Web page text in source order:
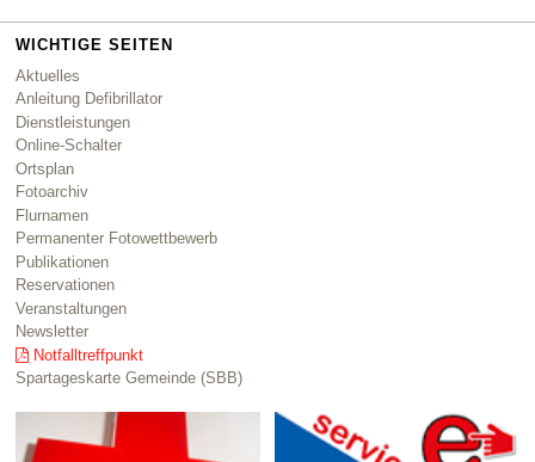
WICHTIGE SEITEN
Aktuelles
Anleitung Defibrillator
Dienstleistungen
Online-Schalter
Ortsplan
Fotoarchiv
Flurnamen
Permanenter Fotowettbewerb
Publikationen
Reservationen
Veranstaltungen
Newsletter
Notfalltreffpunkt
Spartageskarte Gemeinde (SBB)